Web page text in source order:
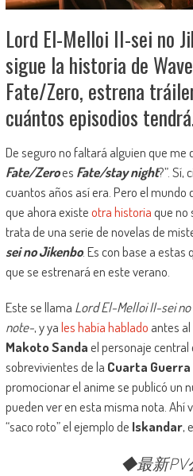
Lord El-Melloi II-sei no
sigue la historia de
Fate/Zero, estrena
cuántos episodios
De seguro no faltará alguien que me
Fate/Zeroes Fate/stay night?”. Sí,
cuantos años así era. Pero el
que ahora existeotra historiaque no
trata de una serie de novelas de
sei no Jikenbo. Es con base a estas
que se estrenará en este verano.
Este se llama Lord El-Melloi II-sei
note-, y yales había hablado antes
Makoto Sandael personaje central
sobrevivientes de la Cuarta
promocionar el anime se publicó un
pueden ver en esta misma nota. Ahí
“saco roto” el ejemplo de Iskandar,
◆最新